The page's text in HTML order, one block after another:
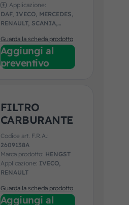
Applicazione:
DAF, IVECO, MERCEDES,
RENAULT, SCANIA,
Guarda la scheda prodotto
Aggiungi al
preventivo
FILTRO
CARBURANTE
Codice art. F.R.A.:
2609138A
Marca prodotto: HENGST
Applicazione: IVECO,
RENAULT
Guarda la scheda prodotto
Aggiungi al